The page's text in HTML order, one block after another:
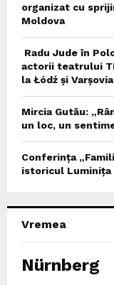
organizat cu
Moldova
Radu Jude în
actorii teatrului
la Łódź și Varșovia
Mircia Gutău:
un loc, un
Conferința
istoricul Luminița
Vremea
Nürnberg